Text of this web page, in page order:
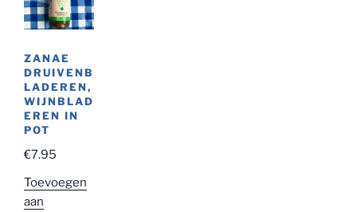
ZANAE
DRUIVENB
LADEREN,
WIJNBLAD
EREN IN
POT
€7.95
Toevoegen
aan